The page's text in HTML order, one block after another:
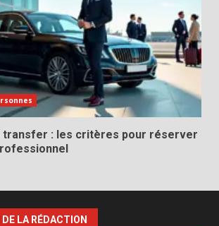
transfer : les critères pour réserver
LA RÉDACTION